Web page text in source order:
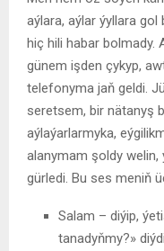
aýlara, aýlar ýyllara gol
hiç hili habar bolmady.
günem işden çykyp,
telefonyma jaň geldi.
seretsem, bir nätanyş
aýlaýarlarmyka,
alanymam şoldy welin,
gürledi. Bu ses meniň
Salam – diýip,
tanadyňmy?» diýdi.